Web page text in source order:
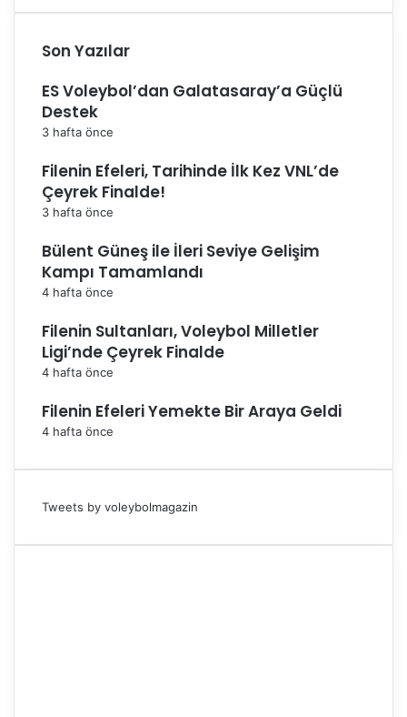
Son Yazılar
ES Voleybol’dan Galatasaray’a Güçlü
Destek
3 hafta önce
Filenin Efeleri, Tarihinde İlk Kez VNL’de
Çeyrek Finalde!
3 hafta önce
Bülent Güneş ile İleri Seviye Gelişim
Kampı Tamamlandı
4 hafta önce
Filenin Sultanları, Voleybol Milletler
Ligi’nde Çeyrek Finalde
4 hafta önce
Filenin Efeleri Yemekte Bir Araya Geldi
4 hafta önce
Tweets by voleybolmagazin